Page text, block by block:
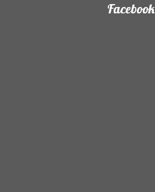
Facebook